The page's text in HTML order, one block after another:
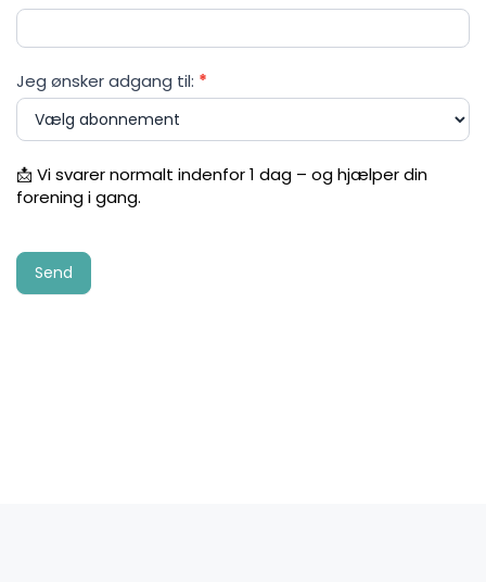
Jeg ønsker adgang til: *
📩 Vi svarer normalt indenfor 1 dag – og hjælper din
forening i gang.
Send